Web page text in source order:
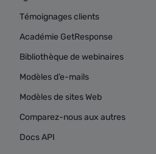
Témoignages clients
Académie GetResponse
Bibliothèque de webinaires
Modèles d’e-mails
Modèles de sites Web
Comparez-nous aux autres
Docs API